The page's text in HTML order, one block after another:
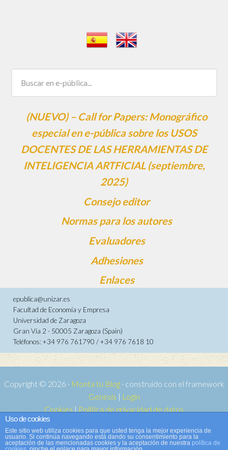
(NUEVO) – Call for Papers: Monográfico
especial en e-pública sobre los USOS
DOCENTES DE LAS HERRAMIENTAS DE
INTELIGENCIA ARTFICIAL (septiembre,
2025)
Consejo editor
Normas para los autores
Evaluadores
Adhesiones
Enlaces
epublica@unizar.es
Facultad de Economía y Empresa
Universidad de Zaragoza
Gran Vía 2 - 50005 Zaragoza (Spain)
Teléfonos: +34 976 761790 / +34 976 7618 10
Copyright © 2026 · Monta tu Blog· construido con el framework
Genesis | Login
Cookies | Política de privacidad de datos
Copyright © 2026 ·
WordPress·Acceder
Uso de cookies
Este sitio web utiliza cookies para que usted tenga la mejor experiencia de
usuario. Si continúa navegando está dando su consentimiento para la
aceptación de las mencionadas cookies y la aceptación de nuestra política de